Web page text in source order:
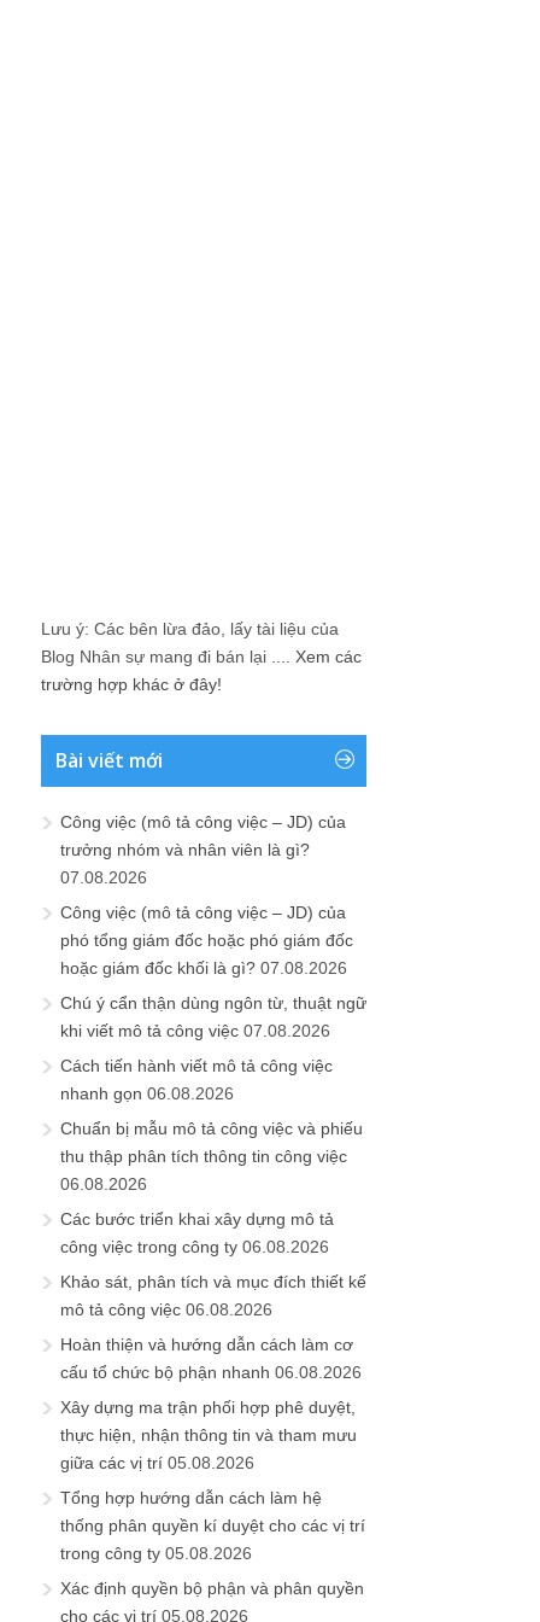
Lưu ý: Các bên lừa đảo, lấy tài liệu của
Blog Nhân sự mang đi bán lại .... Xem các
trường hợp khác ở đây!
Bài viết mới
Công việc (mô tả công việc – JD) của
trưởng nhóm và nhân viên là gì?
07.08.2026
Công việc (mô tả công việc – JD) của
phó tổng giám đốc hoặc phó giám đốc
hoặc giám đốc khối là gì? 07.08.2026
Chú ý cẩn thận dùng ngôn từ, thuật ngữ
khi viết mô tả công việc 07.08.2026
Cách tiến hành viết mô tả công việc
nhanh gọn 06.08.2026
Chuẩn bị mẫu mô tả công việc và phiếu
thu thập phân tích thông tin công việc
06.08.2026
Các bước triển khai xây dựng mô tả
công việc trong công ty 06.08.2026
Khảo sát, phân tích và mục đích thiết kế
mô tả công việc 06.08.2026
Hoàn thiện và hướng dẫn cách làm cơ
cấu tổ chức bộ phận nhanh 06.08.2026
Xây dựng ma trận phối hợp phê duyệt,
thực hiện, nhận thông tin và tham mưu
giữa các vị trí 05.08.2026
Tổng hợp hướng dẫn cách làm hệ
thống phân quyền kí duyệt cho các vị trí
trong công ty 05.08.2026
Xác định quyền bộ phận và phân quyền
cho các vị trí 05.08.2026